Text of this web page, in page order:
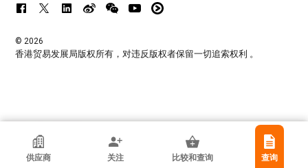
Xonix Watch Co Ltd
供应商 关注 比较和查询 查询
© 2026
香港贸易发展局版权所有，对违反版权者保留一切追索权利 。